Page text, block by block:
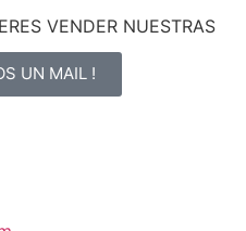
VENDER NUESTRAS
UN MAIL !